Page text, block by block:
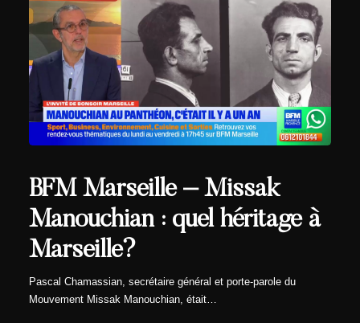
BFM Marseille – Missak
Manouchian : quel héritage à
Marseille?
Pascal Chamassian, secrétaire général et porte-parole du
Mouvement Missak Manouchian, était…